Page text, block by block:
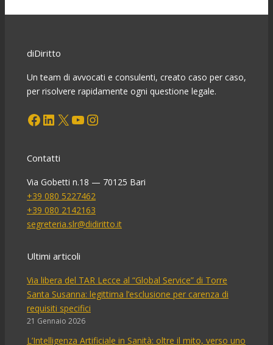
diDiritto
Un team di avvocati e consulenti, creato caso per caso,
per risolvere rapidamente ogni questione legale.
Facebook LinkedIn X YouTube Instagram
Contatti
Via Gobetti n.18 — 70125 Bari
+39 080 5227462
+39 080 2142163
segreteria.slr@didiritto.it
Ultimi articoli
Via libera del TAR Lecce al “Global Service” di Torre
Santa Susanna: legittima l’esclusione per carenza di
requisiti specifici
21 Gennaio 2026
L’Intelligenza Artificiale in Sanità: oltre il mito, verso uno